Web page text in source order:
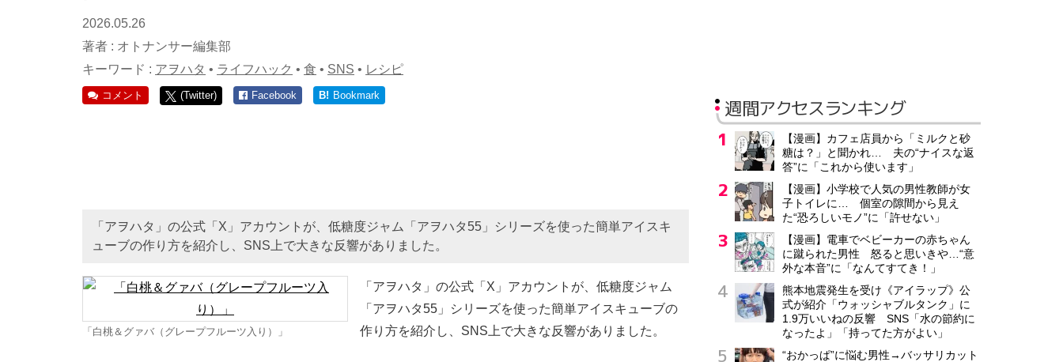
2026.05.26
著者 : オトナンサー編集部
キーワード : アヲハタ • ライフハック • 食 • SNS • レシピ
コメント (Twitter) Facebook B! Bookmark
「アヲハタ」の公式「X」アカウントが、低糖度ジャム「アヲハタ55」シリーズを使った簡単アイスキ
ューブの作り方を紹介し、SNS上で大きな反響がありました。
「白桃＆グァバ（グレープフルーツ入り）」
「アヲハタ」の公式「X」アカウントが、低糖度ジャム
「アヲハタ55」シリーズを使った簡単アイスキューブの
作り方を紹介し、SNS上で大きな反響がありました。
週間アクセスランキング
【漫画】カフェ店員から「ミルクと砂
糖は？」と聞かれ… 夫の“ナイスな返
答”に「これから使います」
【漫画】小学校で人気の男性教師が女
子トイレに… 個室の隙間から見え
た“恐ろしいモノ”に「許せない」
【漫画】電車でベビーカーの赤ちゃん
に蹴られた男性 怒ると思いきや…“意
外な本音”に「なんてすてき！」
熊本地震発生を受け《アイラップ》公
式が紹介「ウォッシャブルタンク」に
1.9万いいねの反響 SNS「水の節約に
なったよ」「持ってた方がよい」
“おかっぱ”に悩む男性→バッサリカット